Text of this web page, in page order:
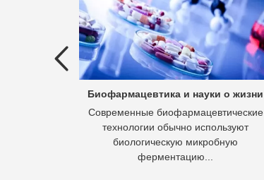
Биофармацевтика и науки о жизни
Современные биофармацевтические
технологии обычно используют
биологическую микробную
ферментацию...